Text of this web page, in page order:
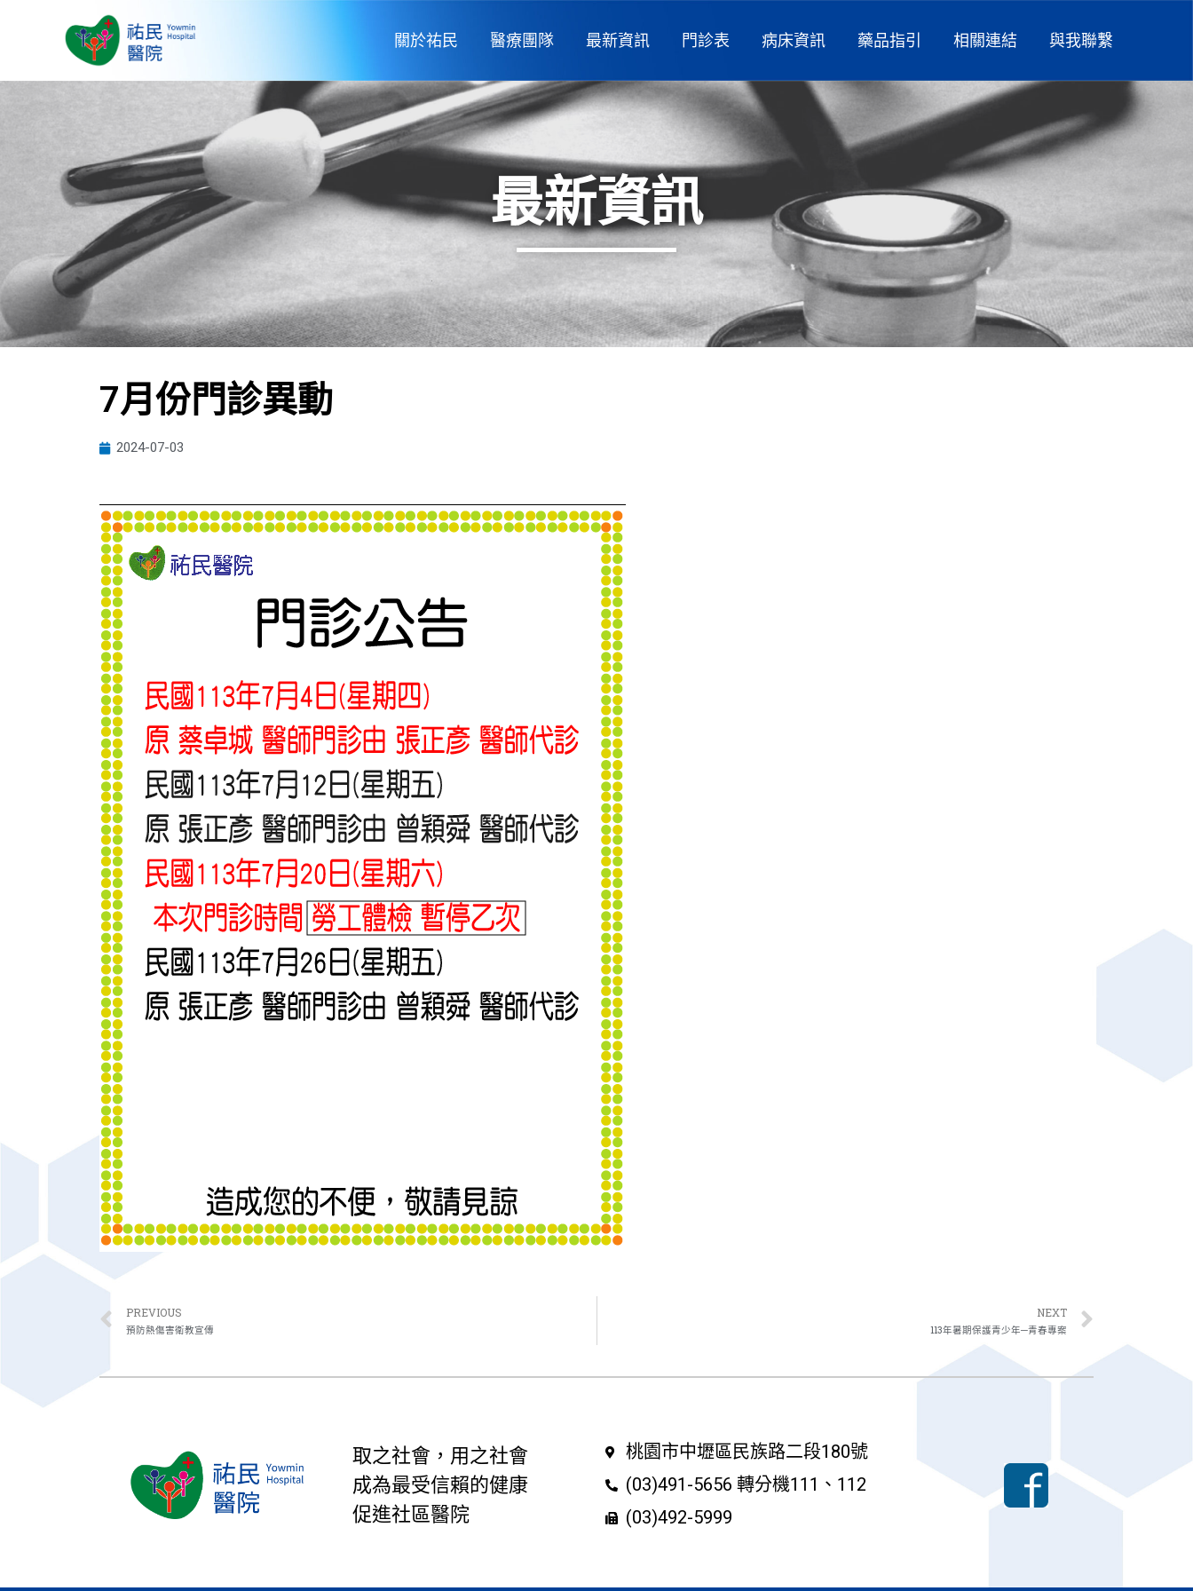
關於祐民 醫療團隊 最新資訊 門診表 病床資訊 藥品指引 相關連結 與我聯繫
最新資訊
7月份門診異動
2024-07-03
PREVIOUS
預防熱傷害衛教宣傳
NEXT
113年暑期保護青少年─青春專案
取之社會，用之社會
成為最受信賴的健康
促進社區醫院
桃園市中壢區民族路二段180號
(03)491-5656 轉分機111、112
(03)492-5999